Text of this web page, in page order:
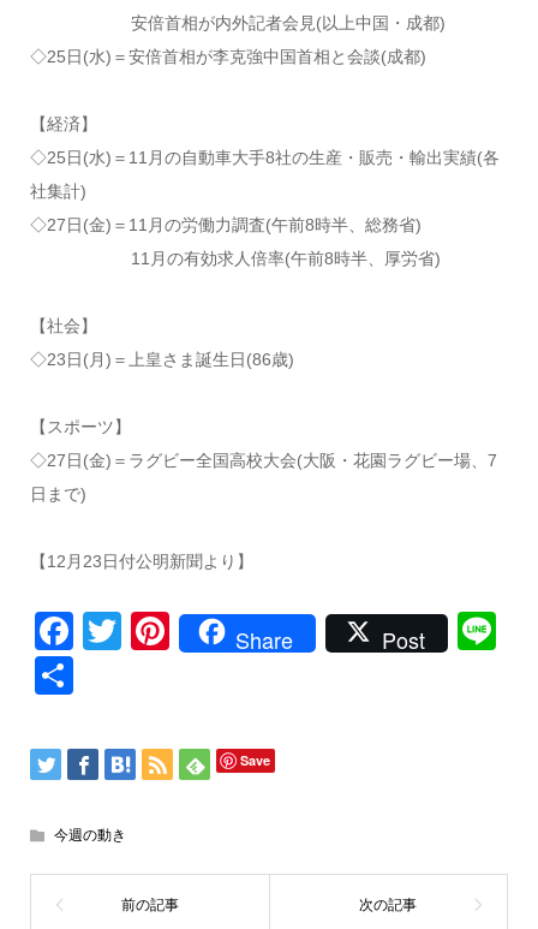
安倍首相が内外記者会見(以上中国・成都)
◇25日(水)＝安倍首相が李克強中国首相と会談(成都)
【経済】
◇25日(水)＝11月の自動車大手8社の生産・販売・輸出実績(各
社集計)
◇27日(金)＝11月の労働力調査(午前8時半、総務省)
11月の有効求人倍率(午前8時半、厚労省)
【社会】
◇23日(月)＝上皇さま誕生日(86歳)
【スポーツ】
◇27日(金)＝ラグビー全国高校大会(大阪・花園ラグビー場、7
日まで)
【12月23日付公明新聞より】
Facebook
TwitterPinterest
Share Post
Save
今週の動き